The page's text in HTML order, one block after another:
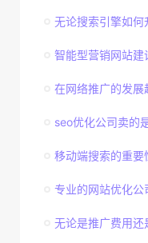
无论搜索引擎如何
智能型营销网站建
在网络推广的发展
seo优化公司卖的
移动端搜索的重要
专业的网站优化公
无论是推广费用还